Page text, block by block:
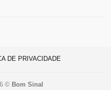
DE PRIVACIDADE
© Bom Sinal